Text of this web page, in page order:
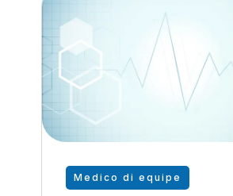
Medico di equipe